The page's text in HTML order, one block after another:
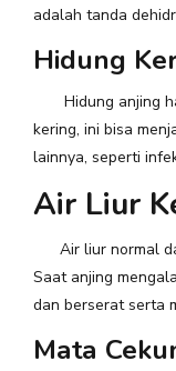
adalah tanda
Hidung
Hidung anjing
kering, ini bisa
lainnya, seperti
Air Liur
Air liur normal
Saat anjing
dan berserat serta
Mata